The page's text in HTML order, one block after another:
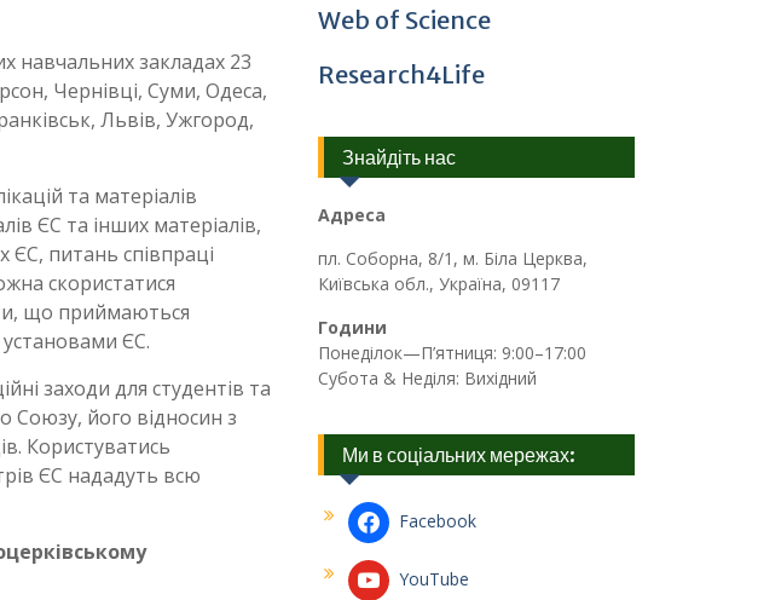
навчальних закладах 23
Чернівці, Суми, Одеса,
Львів, Ужгород,
та матеріалів
ЄС та інших матеріалів,
ЄС, питань співпраці
скористатися
що приймаються
ЄС.
заходи для студентів та
Союзу, його відносин з
Користуватись
ЄС нададуть всю
Web of Science
Research4Life
Знайдіть нас
Адреса
пл. Соборна, 8/1, м. Біла Церква,
Київська обл., Україна, 09117
Години
Понеділок—П’ятниця: 9:00–17:00
Субота & Неділя: Вихідний
Ми в соціальних мережах:
Facebook
YouTube